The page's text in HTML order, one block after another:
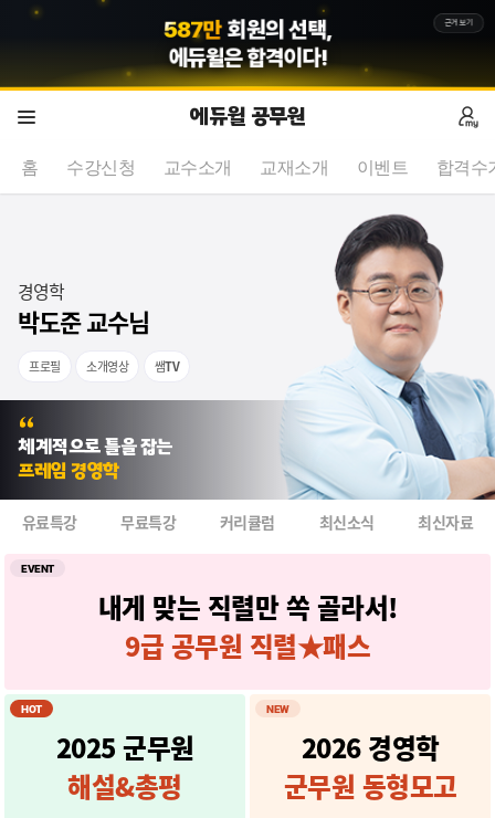
587만 회원의 선택,
에듀윌은 합격이다!
근거보기
에듀윌 공무원
홈 수강신청 교수소개 교재소개 이벤트 합격수
경영학
박도준 교수님
프로필 소개영상 쌤TV
체계적으로 틀을 잡는
프레임 경영학
유료특강 무료특강 커리큘럼 최신소식 최신자료
EVENT
내게 맞는 직렬만 쏙 골라서!
9급 공무원 직렬★패스
HOT
2025 군무원
해설&총평
NEW
2026 경영학
군무원 동형모고
설명도 잘 해주시고 이해하기 쉬워요
여태까지 경영학강의중 젤낫네요
경영학교수님 체계적으로 핵심포인트 내용정리 잘해주십니다. 감사합니다.
어려운 경영학 이론과 학자들도 교재에서 쉽게 이해하고 외울수있게 정리가 ...